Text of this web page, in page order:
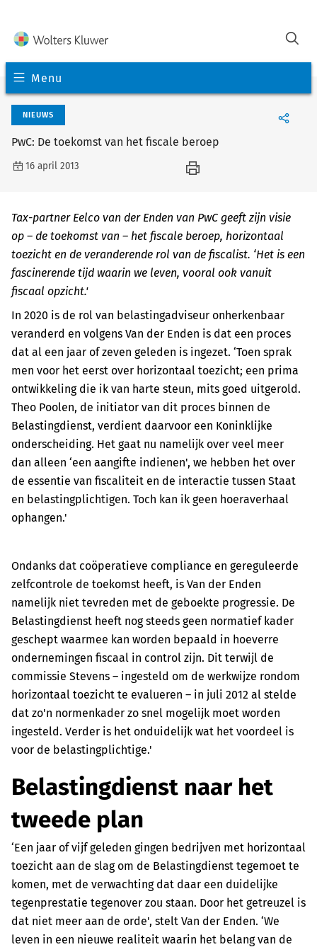
Menu
NIEUWS
PwC: De toekomst van het fiscale beroep
16 april 2013
Tax-partner Eelco van der Enden van PwC geeft zijn visie
op – de toekomst van – het fiscale beroep, horizontaal
toezicht en de veranderende rol van de fiscalist. ‘Het is een
fascinerende tijd waarin we leven, vooral ook vanuit
fiscaal opzicht.'
In 2020 is de rol van belastingadviseur onherkenbaar
veranderd en volgens Van der Enden is dat een proces
dat al een jaar of zeven geleden is ingezet. ‘Toen sprak
men voor het eerst over horizontaal toezicht; een prima
ontwikkeling die ik van harte steun, mits goed uitgerold.
Theo Poolen, de initiator van dit proces binnen de
Belastingdienst, verdient daarvoor een Koninklijke
onderscheiding. Het gaat nu namelijk over veel meer
dan alleen ‘een aangifte indienen', we hebben het over
de essentie van fiscaliteit en de interactie tussen Staat
en belastingplichtigen. Toch kan ik geen hoeraverhaal
ophangen.'
Ondanks dat coöperatieve compliance en gereguleerde
zelfcontrole de toekomst heeft, is Van der Enden
namelijk niet tevreden met de geboekte progressie. De
Belastingdienst heeft nog steeds geen normatief kader
geschept waarmee kan worden bepaald in hoeverre
ondernemingen fiscaal in control zijn. Dit terwijl de
commissie Stevens – ingesteld om de werkwijze rondom
horizontaal toezicht te evalueren – in juli 2012 al stelde
dat zo'n normenkader zo snel mogelijk moet worden
ingesteld. Verder is het onduidelijk wat het voordeel is
voor de belastingplichtige.'
Belastingdienst naar het
tweede plan
‘Een jaar of vijf geleden gingen bedrijven met horizontaal
toezicht aan de slag om de Belastingdienst tegemoet te
komen, met de verwachting dat daar een duidelijke
tegenprestatie tegenover zou staan. Door het getreuzel is
dat niet meer aan de orde', stelt Van der Enden. ‘We
leven in een nieuwe realiteit waarin het belang van de